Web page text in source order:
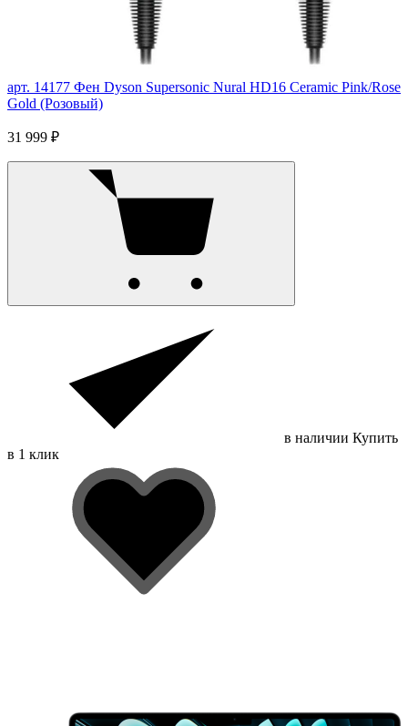
арт. 14177 Фен Dyson Supersonic Nural HD16 Ceramic Pink/Rose
Gold (Розовый)
31 999 ₽
в наличии Купить
в 1 клик